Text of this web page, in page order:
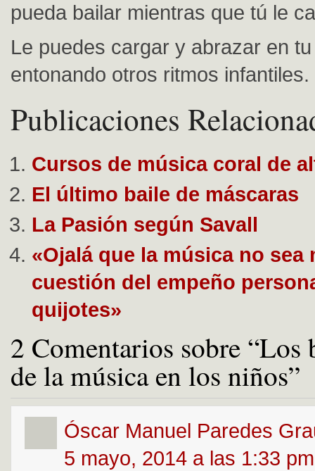
pueda bailar mientras que tú le
Le puedes cargar y abrazar en
entonando otros ritmos infantiles.
Publicaciones
Cursos de música coral de
El último baile de máscaras
La Pasión según Savall
«Ojalá que la música no sea
cuestión del empeño
quijotes»
2 Comentarios sobre “Los
de la música en los niños”
Óscar Manuel Paredes
5 mayo, 2014 a las 1:33 pm